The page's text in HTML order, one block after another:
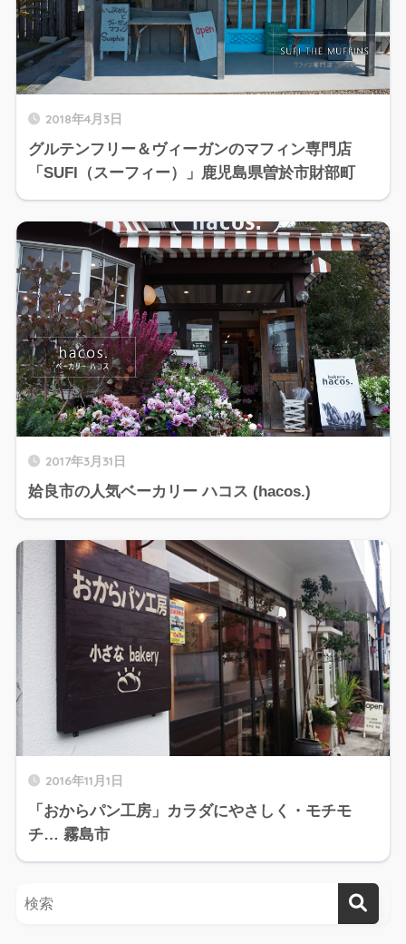
2018年4月3日
グルテンフリー＆ヴィーガンのマフィン専門店
「SUFI（スーフィー）」鹿児島県曽於市財部町
2017年3月31日
姶良市の人気ベーカリー ハコス (hacos.)
2016年11月1日
「おからパン工房」カラダにやさしく・モチモ
チ… 霧島市